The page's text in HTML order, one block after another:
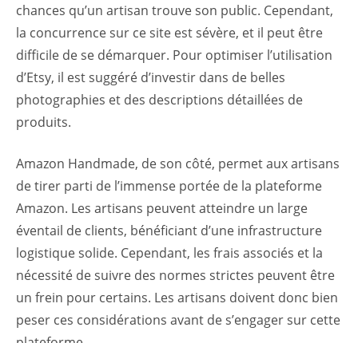
chances qu’un artisan trouve son public. Cependant,
la concurrence sur ce site est sévère, et il peut être
difficile de se démarquer. Pour optimiser l’utilisation
d’Etsy, il est suggéré d’investir dans de belles
photographies et des descriptions détaillées de
produits.
Amazon Handmade, de son côté, permet aux artisans
de tirer parti de l’immense portée de la plateforme
Amazon. Les artisans peuvent atteindre un large
éventail de clients, bénéficiant d’une infrastructure
logistique solide. Cependant, les frais associés et la
nécessité de suivre des normes strictes peuvent être
un frein pour certains. Les artisans doivent donc bien
peser ces considérations avant de s’engager sur cette